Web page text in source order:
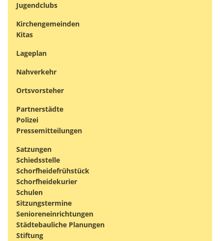
Jugendclubs
Kirchengemeinden
Kitas
Lageplan
Nahverkehr
Ortsvorsteher
Partnerstädte
Polizei
Pressemitteilungen
Satzungen
Schiedsstelle
Schorfheidefrühstück
Schorfheidekurier
Schulen
Sitzungstermine
Senioreneinrichtungen
Städtebauliche Planungen
Stiftung